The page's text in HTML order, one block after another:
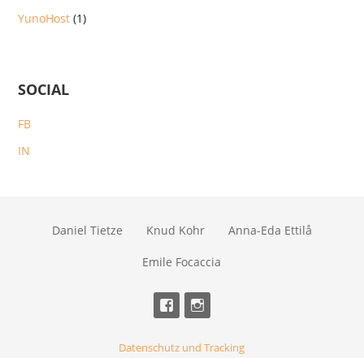
YunoHost (1)
SOCIAL
FB
IN
Daniel Tietze Knud Kohr Anna-Eda Ettilå
Emile Focaccia
Datenschutz und Tracking